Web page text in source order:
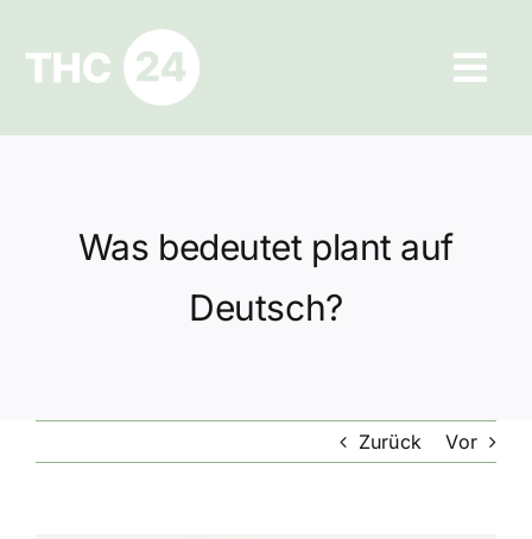
springen
Ratgeber
Was bedeutet plant auf
Deutsch?
Zurück Vor